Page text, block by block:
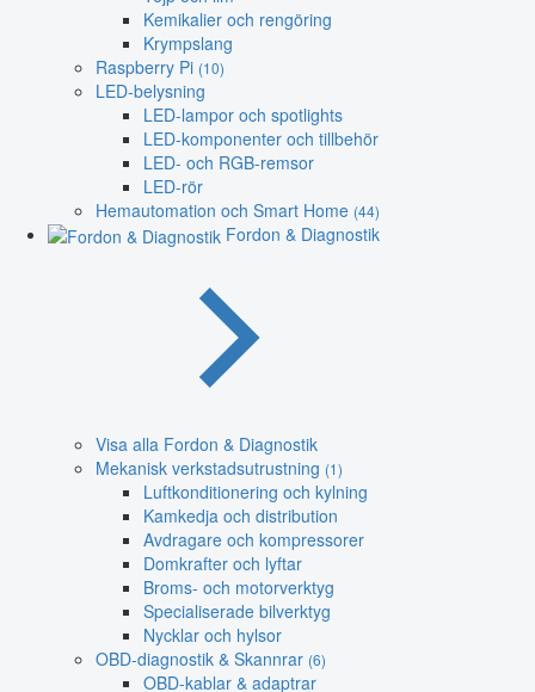
Kemikalier och rengöring
Krympslang
Raspberry Pi (10)
LED-belysning
LED-lampor och spotlights
LED-komponenter och tillbehör
LED- och RGB-remsor
LED-rör
Hemautomation och Smart Home (44)
Fordon & Diagnostik
Visa alla Fordon & Diagnostik
Mekanisk verkstadsutrustning (1)
Luftkonditionering och kylning
Kamkedja och distribution
Avdragare och kompressorer
Domkrafter och lyftar
Broms- och motorverktyg
Specialiserade bilverktyg
Nycklar och hylsor
OBD-diagnostik & Skannrar (6)
OBD-kablar & adaptrar